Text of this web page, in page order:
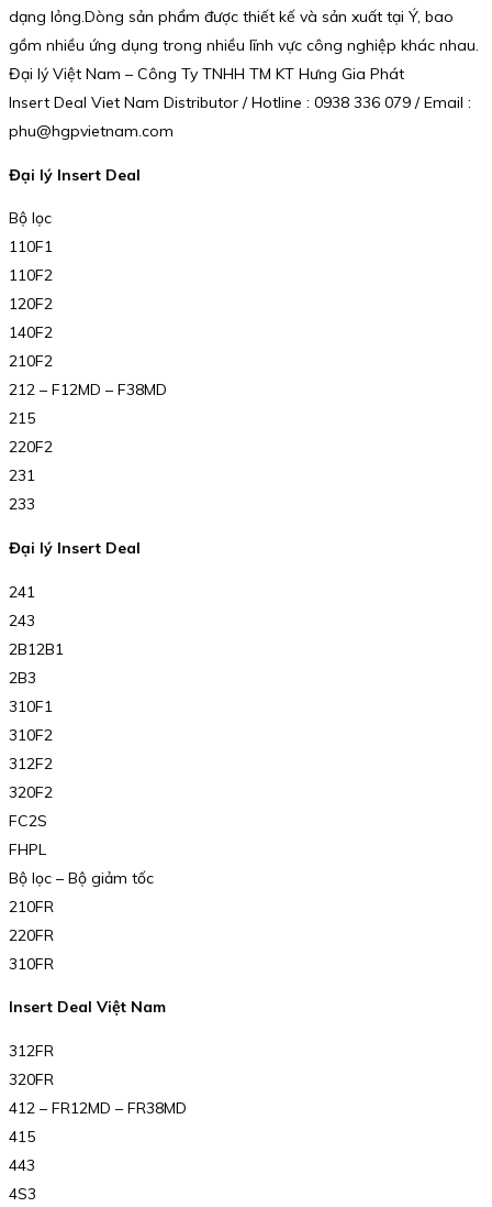
dạng lỏng.Dòng sản phẩm được thiết kế và sản xuất tại Ý, bao
gồm nhiều ứng dụng trong nhiều lĩnh vực công nghiệp khác nhau.
Đại lý Việt Nam – Công Ty TNHH TM KT Hưng Gia Phát
Insert Deal Viet Nam Distributor / Hotline : 0938 336 079 / Email :
phu@hgpvietnam.com
Đại lý Insert Deal
Bộ lọc
110F1
110F2
120F2
140F2
210F2
212 – F12MD – F38MD
215
220F2
231
233
Đại lý Insert Deal
241
243
2B12B1
2B3
310F1
310F2
312F2
320F2
FC2S
FHPL
Bộ lọc – Bộ giảm tốc
210FR
220FR
310FR
Insert Deal Việt Nam
312FR
320FR
412 – FR12MD – FR38MD
415
443
4S3